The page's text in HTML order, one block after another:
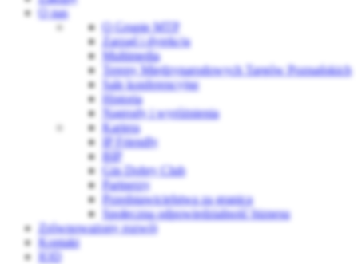
O nas
O Grupie MTP
Zarząd i dyrekcja
Multimedia
Tereny Międzynarodowych Targów Poznańskich
Sale konferencyjne
Historia
Nagrody i wyróżnienia
Kariera
IP Friendly
BIP
Gin Dobry Club
Partnerzy
Przedstawicielstwa za granicą
Społeczna odpowiedzialność biznesu
Zrównoważony rozwój
Kontakt
IOD